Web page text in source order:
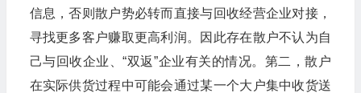
信息，否则散户势必转而直接与回收经营企业对接，
寻找更多客户赚取更高利润。因此存在散户不认为自
己与回收企业、“双返”企业有关的情况。第二，散户
在实际供货过程中可能会通过某一个大户集中收货送